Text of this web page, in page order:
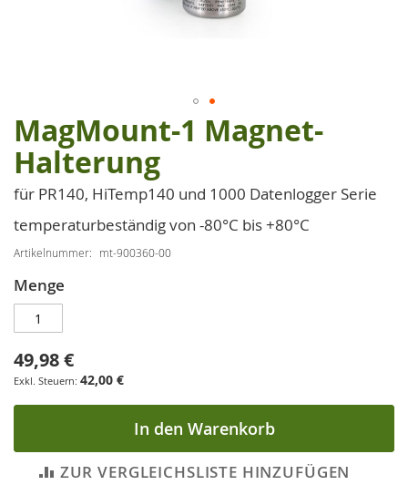
Zum
Anfang
der
Bildgalerie
MagMount-1 Magnet-
Halterung
für PR140, HiTemp140 und 1000 Datenlogger Serie
temperaturbeständig von -80°C bis +80°C
Artikelnummer mt-900360-00
Menge
49,98 €
42,00 €
In den Warenkorb
ZUR VERGLEICHSLISTE HINZUFÜGEN